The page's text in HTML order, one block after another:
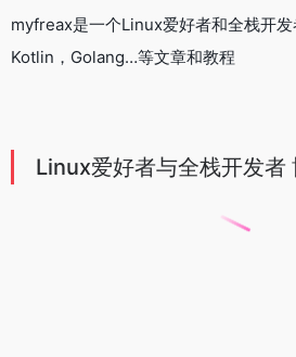
myfreax是一个Linux爱好者和全栈开发
Kotlin，Golang…等文章和教程
Linux爱好者与全栈开发者